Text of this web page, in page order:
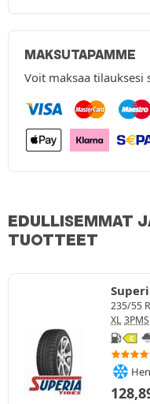
MAKSUTAPAMME
Voit maksaa tilauksesi
EDULLISEMMAT
TUOTTEET
235/55
XL
C